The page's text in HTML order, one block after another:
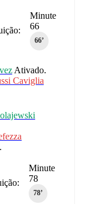
Minute
66
66‎’‎
Ativado.
Caviglia
Minute
78
78‎’‎